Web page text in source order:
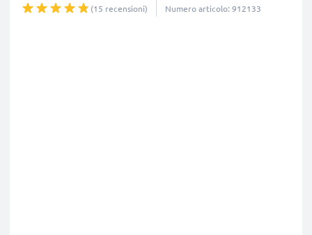
(15 recensioni) Numero articolo: 912133